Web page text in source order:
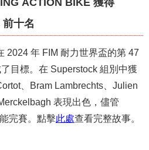
十名
2024 年 FIM 耐力世界盃的第 47
目標。在 Superstock 組別中獲
、Bram Lambrechts、Julien
表現出色，儘管
完賽。點擊此處查看完整故事。